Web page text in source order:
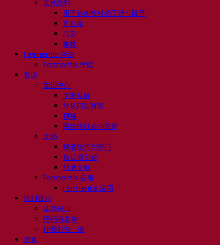
其他饮料
用于其他饮料的干活性酵母
克瓦斯
高粱
咖啡
Fermentis 学院
Fermentis 学院
资源
知识中心
专家见解
常见问题解答
视频
网络研讨会的录音
文档
啤酒技巧与窍门
葡萄酒文献
烈酒文献
Fermentis 应用
Fermentis 应用
找到我们
活动日历
经销商名单
让我们谈一谈
消息